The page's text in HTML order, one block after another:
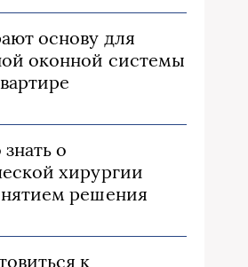
основу для
оконной системы
о
хирургии
решения
к